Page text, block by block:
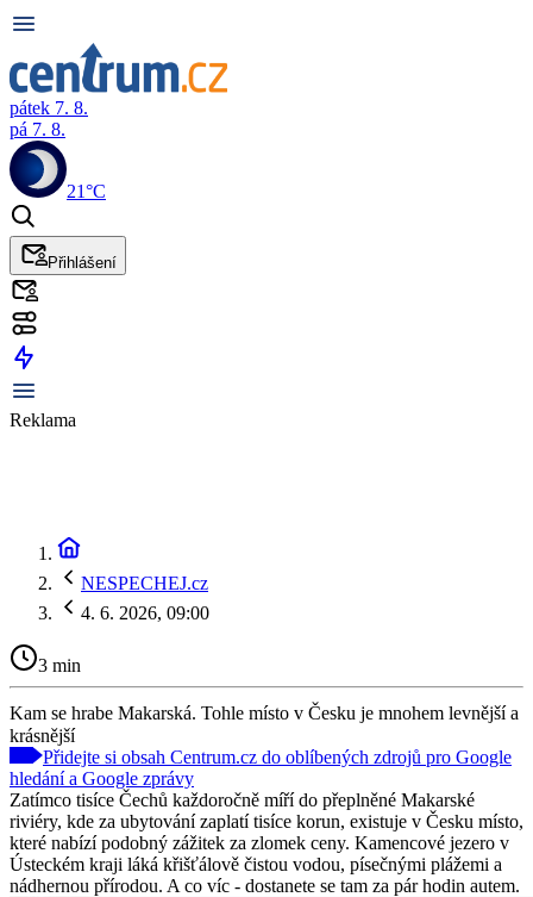
pátek 7. 8.
pá 7. 8.
21°C
Přihlášení
Reklama
NESPECHEJ.cz
4. 6. 2026, 09:00
3 min
Kam se hrabe Makarská. Tohle místo v Česku je mnohem levnější a
krásnější
Přidejte si obsah Centrum.cz do oblíbených zdrojů pro Google
hledání a Google zprávy
Zatímco tisíce Čechů každoročně míří do přeplněné Makarské
riviéry, kde za ubytování zaplatí tisíce korun, existuje v Česku místo,
které nabízí podobný zážitek za zlomek ceny. Kamencové jezero v
Ústeckém kraji láká křišťálově čistou vodou, písečnými plážemi a
nádhernou přírodou. A co víc - dostanete se tam za pár hodin autem.